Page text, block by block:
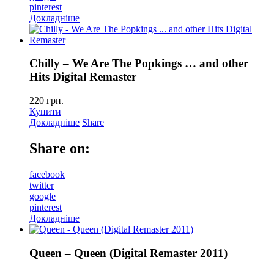
pinterest
Докладніше
Chilly – We Are The Popkings … and other
Hits Digital Remaster
220 грн.
Купити
Докладніше Share
Share on:
facebook
twitter
google
pinterest
Докладніше
Queen – Queen (Digital Remaster 2011)